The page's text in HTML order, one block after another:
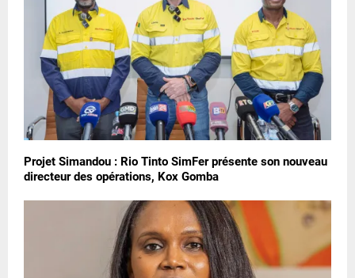
Projet Simandou : Rio Tinto SimFer présente son nouveau
directeur des opérations, Kox Gomba